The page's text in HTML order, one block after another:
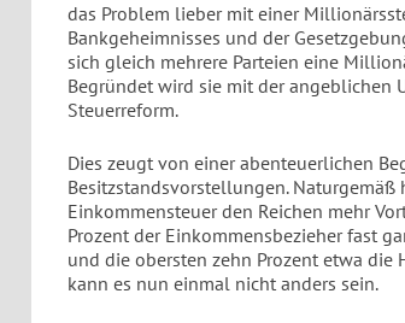
das Problem lieber mit einer
Bankgeheimnisses und der
sich gleich mehrere Parteien eine
Begründet wird sie mit der angeblichen
Steuerreform.
Dies zeugt von einer abenteuerlichen
Besitzstandsvorstellungen.
Einkommensteuer den Reichen mehr
Prozent der Einkommensbezieher fast
und die obersten zehn Prozent etwa die
kann es nun einmal nicht anders sein.